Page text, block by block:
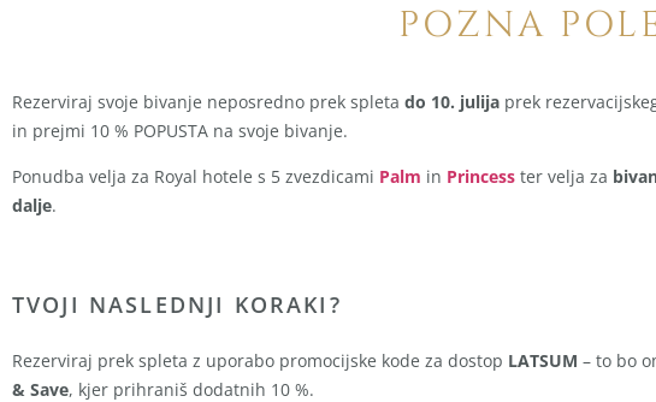
POZNA
Rezerviraj svoje bivanje neposredno prek spleta do 10. julija prek
in prejmi 10 % POPUSTA na svoje bivanje.
Ponudba velja za Royal hotele s 5 zvezdicami Palm in Princess ter velja za
dalje.
TVOJI NASLEDNJI KORAKI?
Rezerviraj prek spleta z uporabo promocijske kode za dostop LATSUM – to bo
& Save, kjer prihraniš dodatnih 10 %.